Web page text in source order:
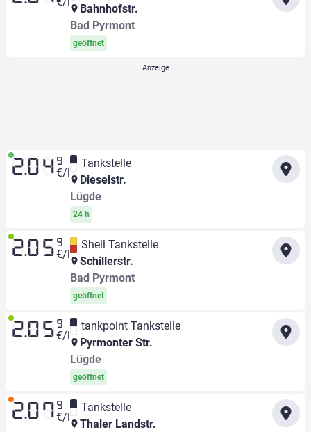
Bahnhofstr.
Bad Pyrmont
geöffnet
2.04 9
€/l
Tankstelle
Dieselstr.
Lügde
24 h
2.05 9
€/l
Shell Tankstelle
Schillerstr.
Bad Pyrmont
geöffnet
2.05 9
€/l
tankpoint Tankstelle
Pyrmonter Str.
Lügde
geöffnet
2.07 9
€/l
Tankstelle
Thaler Landstr.